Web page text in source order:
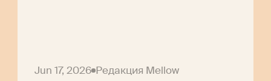
Jun 17, 2026 Редакция Mellow